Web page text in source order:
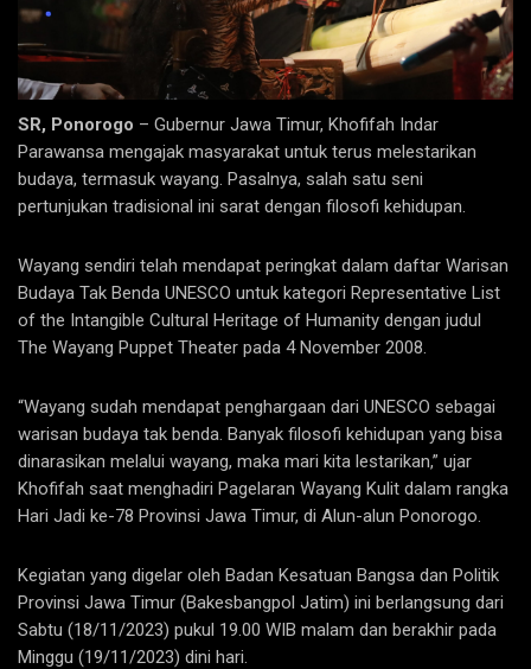
SR, Ponorogo – Gubernur Jawa Timur, Khofifah Indar
Parawansa mengajak masyarakat untuk terus melestarikan
budaya, termasuk wayang. Pasalnya, salah satu seni
pertunjukan tradisional ini sarat dengan filosofi kehidupan.
Wayang sendiri telah mendapat peringkat dalam daftar Warisan
Budaya Tak Benda UNESCO untuk kategori Representative List
of the Intangible Cultural Heritage of Humanity dengan judul
The Wayang Puppet Theater pada 4 November 2008.
“Wayang sudah mendapat penghargaan dari UNESCO sebagai
warisan budaya tak benda. Banyak filosofi kehidupan yang bisa
dinarasikan melalui wayang, maka mari kita lestarikan,” ujar
Khofifah saat menghadiri Pagelaran Wayang Kulit dalam rangka
Hari Jadi ke-78 Provinsi Jawa Timur, di Alun-alun Ponorogo.
Kegiatan yang digelar oleh Badan Kesatuan Bangsa dan Politik
Provinsi Jawa Timur (Bakesbangpol Jatim) ini berlangsung dari
Sabtu (18/11/2023) pukul 19.00 WIB malam dan berakhir pada
Minggu (19/11/2023) dini hari.